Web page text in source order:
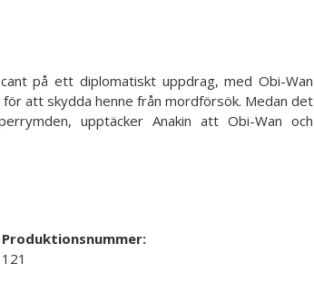
på ett diplomatiskt uppdrag, med Obi-Wan
att skydda henne från mordförsök. Medan det
upptäcker Anakin att Obi-Wan och
Produktionsnummer:
121